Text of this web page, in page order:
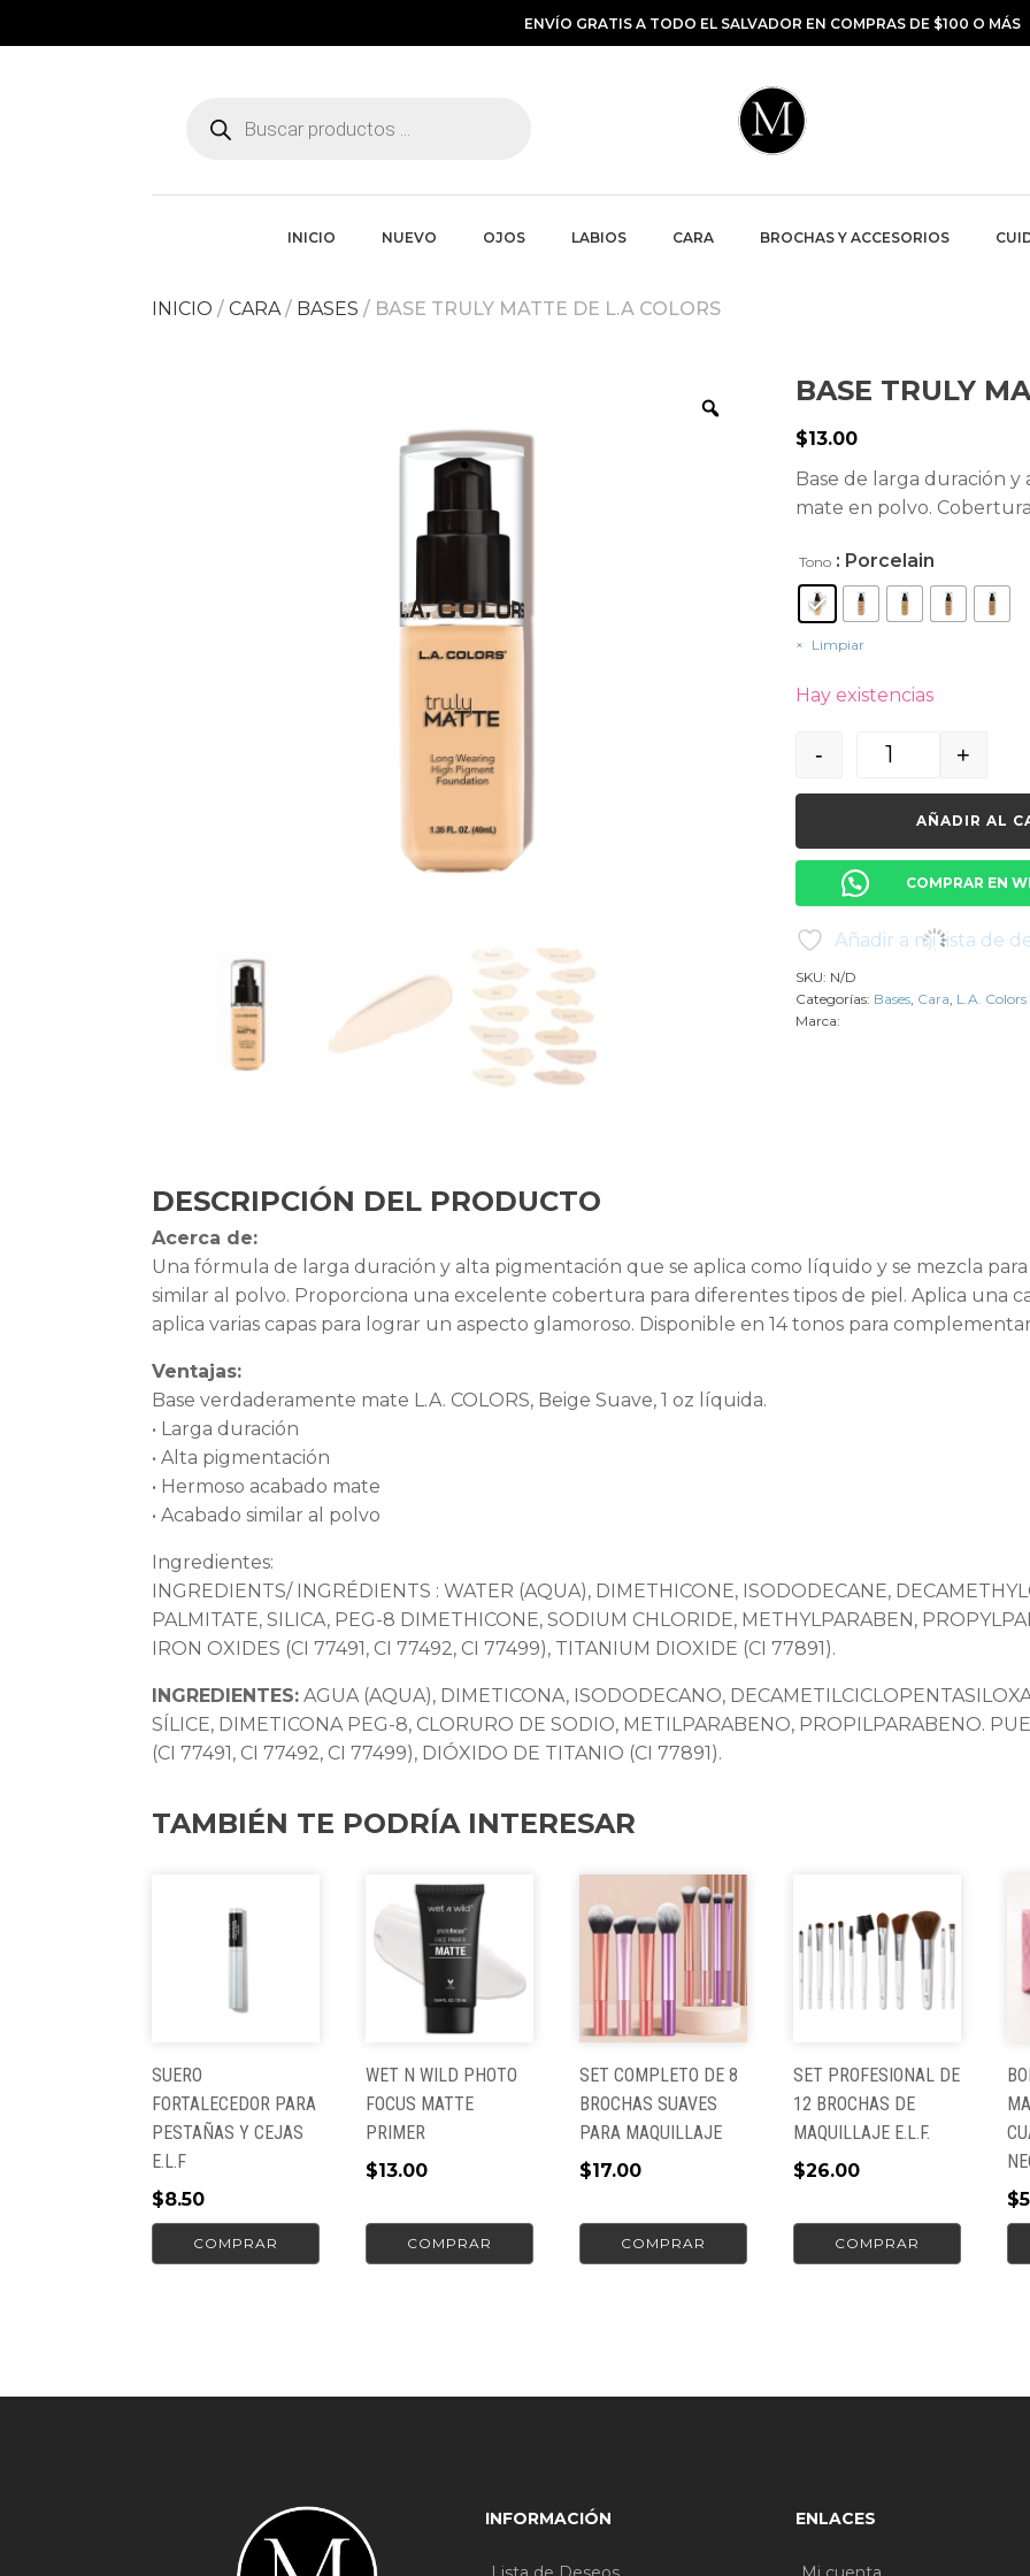
ENVÍO GRATIS A TODO EL SALVADOR EN COMPRAS DE $100 O MÁS
Búsqueda
INICIO NUEVO OJOS LABIOS CARA BROCHAS Y ACCESORIOS
INICIO / CARA/ BASES / BASE TRULY MATTE DE L.A COLORS
BASE TRULY
$13.00
Base de larga duración
mate en polvo.
Tono : Porcelain
Limpiar
Hay existencias
- +
AÑADIR AL
COMPRAR EN
Añadir a mi lista de
SKU: N/D
Categorías: Bases, Cara, L.A. Colors
Marca:
DESCRIPCIÓN DEL PRODUCTO
Acerca de:
Una fórmula de larga duración y alta pigmentación que se aplica como líquido y se mezcla
similar al polvo. Proporciona una excelente cobertura para diferentes tipos de piel. Aplica una
aplica varias capas para lograr un aspecto glamoroso. Disponible en 14 tonos para
Ventajas:
Base verdaderamente mate L.A. COLORS, Beige Suave, 1 oz líquida.
• Larga duración
• Alta pigmentación
• Hermoso acabado mate
• Acabado similar al polvo
Ingredientes:
INGREDIENTS/ INGRÉDIENTS : WATER (AQUA), DIMETHICONE, ISODODECANE,
PALMITATE, SILICA, PEG-8 DIMETHICONE, SODIUM CHLORIDE, METHYLPARABEN,
IRON OXIDES (CI 77491, CI 77492, CI 77499), TITANIUM DIOXIDE (CI 77891).
INGREDIENTES: AGUA (AQUA), DIMETICONA, ISODODECANO,
SÍLICE, DIMETICONA PEG-8, CLORURO DE SODIO, METILPARABENO, PROPILPARABENO.
(CI 77491, CI 77492, CI 77499), DIÓXIDO DE TITANIO (CI 77891).
TAMBIÉN TE PODRÍA INTERESAR
SUERO
FORTALECEDOR PARA
PESTAÑAS Y CEJAS
E.L.F
$8.50
COMPRAR
WET N WILD PHOTO
FOCUS MATTE
PRIMER
$13.00
COMPRAR
SET COMPLETO DE 8
BROCHAS SUAVES
PARA MAQUILLAJE
$17.00
COMPRAR
SET PROFESIONAL DE
12 BROCHAS DE
MAQUILLAJE E.L.F.
$26.00
COMPRAR
$
INFORMACIÓN ENLACES